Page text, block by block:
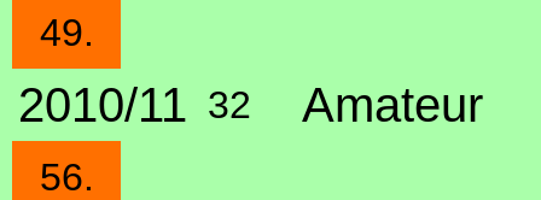
49.
2010/11 32 Amateur
56.